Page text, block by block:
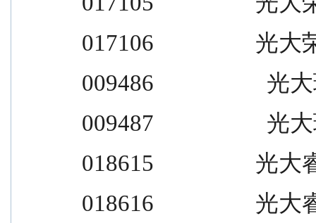
017106                  光大
009486                    光
009487                    光
018615                  光大
018616                  光大